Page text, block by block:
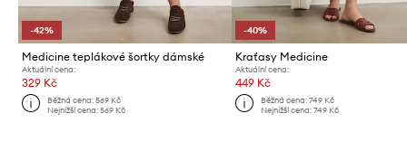
-42%
Medicine teplákové šortky dámské
Aktuální cena:
329 Kč
Běžná cena:569 Kč
Nejnižší cena:569 Kč
-40%
Kraťasy Medicine
Aktuální cena:
449 Kč
Běžná cena: 749 Kč
Nejnižší cena: 749 Kč